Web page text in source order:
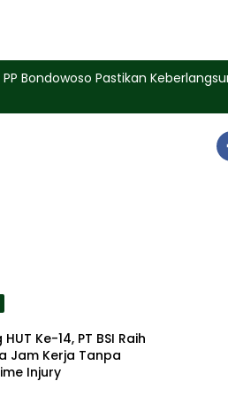
Bondowoso Pastikan
Ke-14, PT BSI Raih
Jam Kerja Tanpa
Injury